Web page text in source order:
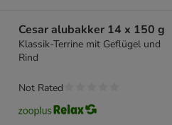
Cesar alubakker 14 x 150 g
Klassik-Terrine mit Geflügel und
Rind
Not Rated